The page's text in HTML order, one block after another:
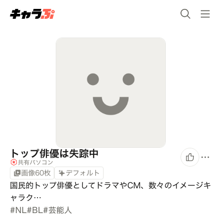
トップ俳優は失踪中
共有パソコン
画像60枚 デフォルト
国民的トップ俳優としてドラマやCM、数々のイメージキ
ャラク…
#NL #BL #芸能人